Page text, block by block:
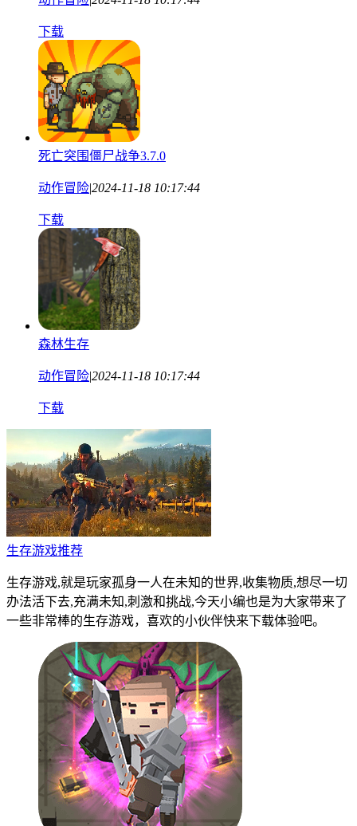
下载
死亡突围僵尸战争3.7.0
动作冒险|2024-11-18 10:17:44
下载
森林生存
动作冒险|2024-11-18 10:17:44
下载
生存游戏推荐
生存游戏,就是玩家孤身一人在未知的世界,收集物质,想尽一切
办法活下去,充满未知,刺激和挑战,今天小编也是为大家带来了
一些非常棒的生存游戏，喜欢的小伙伴快来下载体验吧。